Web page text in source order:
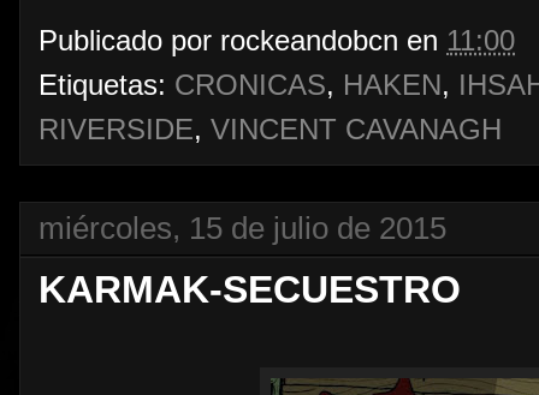
Publicado por rockeandobcn en 11:00
Etiquetas: CRONICAS, HAKEN,
RIVERSIDE, VINCENT CAVANAGH
miércoles, 15 de julio de 2015
KARMAK-SECUESTRO